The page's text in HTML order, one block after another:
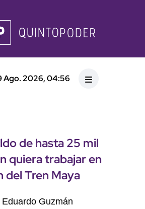
Ago. 2026, 04:56
de hasta 25 mil
quiera trabajar en
del Tren Maya
Guzmán